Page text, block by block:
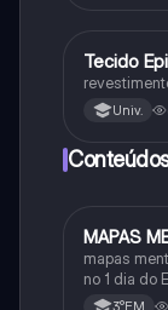
Ciência
Tecido
Univ.
Português
MAPAS
mapas
no 1 dia do
3°EM